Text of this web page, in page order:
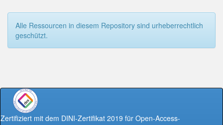
Alle Ressourcen in diesem Repository sind urheberrechtlich
geschützt.
Zertifiziert mit dem DINI-Zertifikat 2019 für Open-Access-